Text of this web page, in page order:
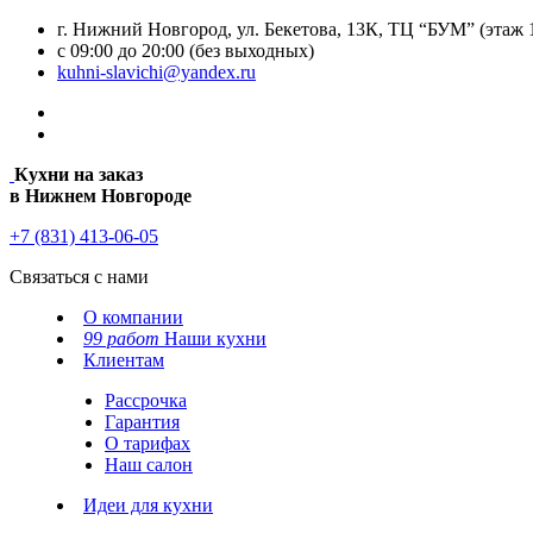
г. Нижний Новгород, ул. Бекетова, 13К, ТЦ “БУМ” (этаж
с 09:00 до 20:00 (без выходных)
kuhni-slavichi@yandex.ru
Кухни на заказ
в Нижнем Новгороде
+7 (831) 413-06-05
Связаться с нами
О компании
99 работ Наши кухни
Клиентам
Рассрочка
Гарантия
О тарифах
Наш салон
Идеи для кухни